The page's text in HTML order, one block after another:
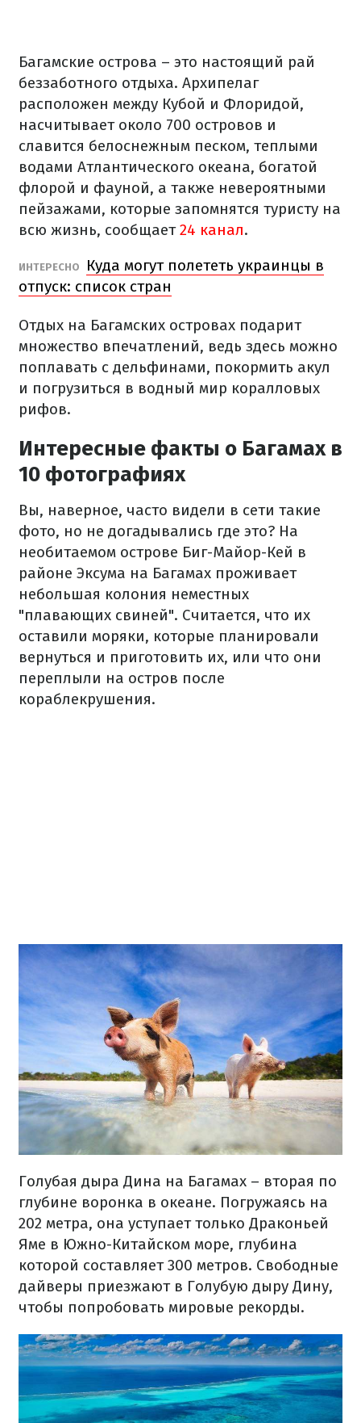
Багамские острова – это настоящий рай
беззаботного отдыха. Архипелаг
расположен между Кубой и Флоридой,
насчитывает около 700 островов и
славится белоснежным песком, теплыми
водами Атлантического океана, богатой
флорой и фауной, а также невероятными
пейзажами, которые запомнятся туристу на
всю жизнь, сообщает24 канал.
ИНТЕРЕСНО
Куда могут полететь украинцы в
отпуск: список стран
Отдых на Багамских островах подарит
множество впечатлений, ведь здесь можно
поплавать с дельфинами, покормить акул
и погрузиться в водный мир коралловых
рифов.
Интересные факты о Багамах в
10 фотографиях
Вы, наверное, часто видели в сети такие
фото, но не догадывались где это? На
необитаемом острове Биг-Майор-Кей в
районе Эксума на Багамах проживает
небольшая колония неместных
"плавающих свиней". Считается, что их
оставили моряки, которые планировали
вернуться и приготовить их, или что они
переплыли на остров после
кораблекрушения.
Голубая дыра Дина на Багамах – вторая по
глубине воронка в океане. Погружаясь на
202 метра, она уступает только Драконьей
Яме в Южно-Китайском море, глубина
которой составляет 300 метров. Свободные
дайверы приезжают в Голубую дыру Дину,
чтобы попробовать мировые рекорды.